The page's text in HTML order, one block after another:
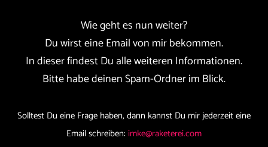
Wie geht es nun weiter?
Du wirst eine Email von mir bekommen.
In dieser findest Du alle weiteren Informationen.
Bitte habe deinen Spam-Ordner im Blick.
Solltest Du eine Frage haben, dann kannst Du mir jederzeit eine
Email schreiben: imke@raketerei.com